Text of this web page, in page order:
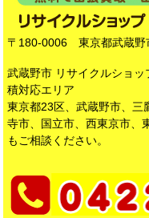
〒180-0006 東京都武蔵野
武蔵野市 リサイクルショ
積対応エリア
東京都23区、武蔵野市、三
寺市、国立市、西東京市
もご相談ください。